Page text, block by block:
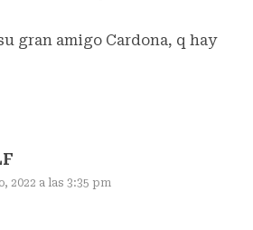
gran amigo Cardona, q hay
2022 a las 3:35 pm